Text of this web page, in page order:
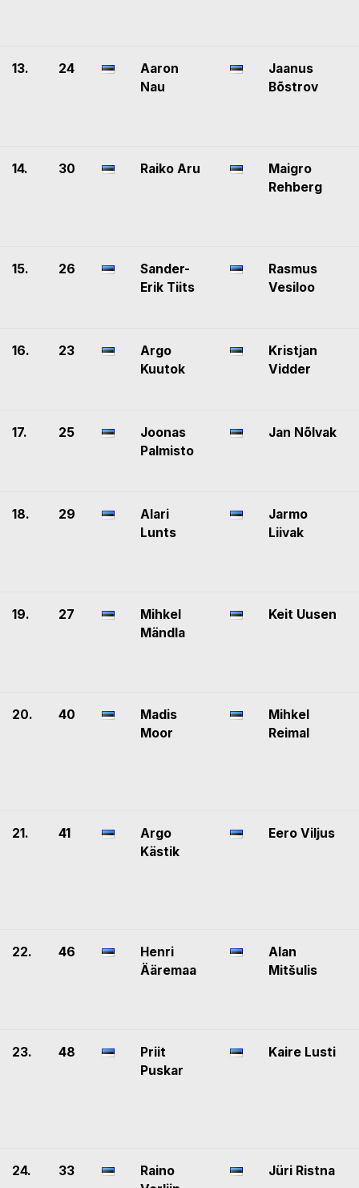
13. 24
Aaron
Nau
Jaanus
Bõstrov
14. 30 Raiko Aru
Maigro
Rehberg
15. 26
Sander-
Erik Tiits
Rasmus
Vesiloo
16. 23
Argo
Kuutok
Kristjan
Vidder
17. 25
Joonas
Palmisto
Jan Nõlvak
18. 29
Alari
Lunts
Jarmo
Liivak
19. 27
Mihkel
Mändla
Keit Uusen
20. 40
Madis
Moor
Mihkel
Reimal
21. 41
Argo
Kästik
Eero Viljus
22. 46
Henri
Ääremaa
Alan
Mitšulis
23. 48
Priit
Puskar
Kaire Lusti
24. 33
Raino
Jüri Ristna